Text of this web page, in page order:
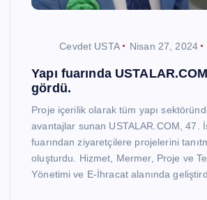
Cevdet USTA Nisan 27, 2024
Yapı fuarında
gördü.
Proje içerilik olarak tüm yapı
avantajlar sunan USTALAR.COM, 47.
fuarından ziyaretçilere projelerini
oluşturdu. Hizmet, Mermer, Proje ve
Yönetimi ve E-İhracat alanında